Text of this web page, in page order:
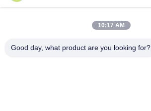
cathy@szhjwater.com
हमारा पता
10:17 AM
Good day, what product are you looking for?